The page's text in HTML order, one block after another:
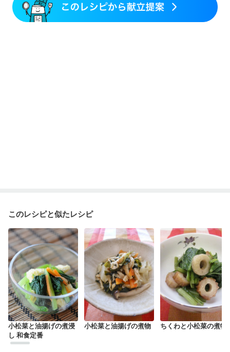
妊娠中(初期)
妊婦健診・体重増加が気になる（初期）
妊婦健診・血圧が気になる（初期）
このレシピと似たレシピ
小松菜と油揚げの煮浸
し 和食定番
小松菜と油揚げの煮物 ちくわと小松菜の煮物